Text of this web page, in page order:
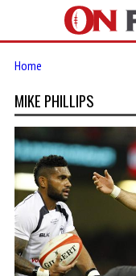
Home
MIKE PHILLIPS